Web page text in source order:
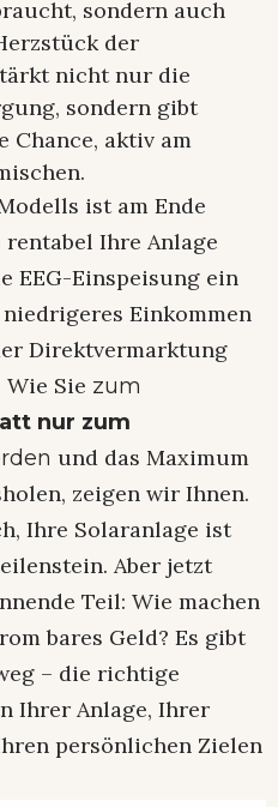
sondern auch
der
nicht nur die
sondern gibt
Chance, aktiv am
ist am Ende
Ihre Anlage
EEG-Einspeisung ein
Einkommen
Direktvermarktung
Sie zum
nur zum
und das Maximum
zeigen wir Ihnen.
Ihre Solaranlage ist
Aber jetzt
Teil: Wie machen
bares Geld? Es gibt
– die richtige
Ihrer Anlage, Ihrer
persönlichen Zielen